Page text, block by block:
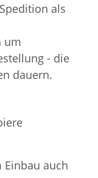
als
um
- die
dauern.
auch